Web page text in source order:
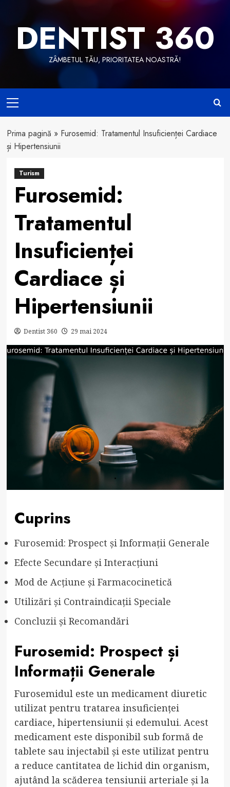
contentDENTIST 360
ZÂMBETUL TĂU, PRIORITATEA NOASTRĂ!
Menu
Prima pagină » Furosemid: Tratamentul Insuficienței Cardiace
și Hipertensiunii
Turism
Furosemid:
Tratamentul
Insuficienței
Cardiace și
Hipertensiunii
Dentist 360 29 mai 2024
Cuprins
Furosemid: Prospect și Informații Generale
Efecte Secundare și Interacțiuni
Mod de Acțiune și Farmacocinetică
Utilizări și Contraindicații Speciale
Concluzii și Recomandări
Furosemid: Prospect și
Informații Generale
Furosemidul este un medicament diuretic
utilizat pentru tratarea insuficienței
cardiace, hipertensiunii și edemului. Acest
medicament este disponibil sub formă de
tablete sau injectabil și este utilizat pentru
a reduce cantitatea de lichid din organism,
ajutând la scăderea tensiunii arteriale și la